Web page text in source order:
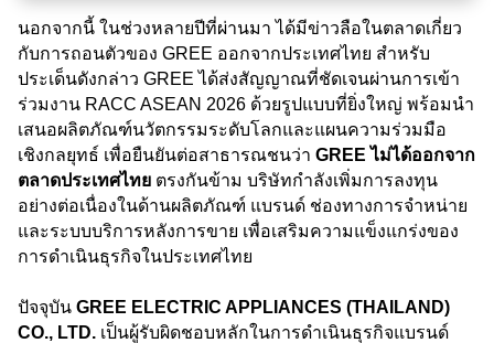
นอกจากนี้ ในช่วงหลายปีที่ผ่านมา ได้มีข่าวลือในตลาดเกี่ยว
กับการถอนตัวของ GREE ออกจากประเทศไทย สำหรับ
ประเด็นดังกล่าว GREE ได้ส่งสัญญาณที่ชัดเจนผ่านการเข้า
ร่วมงาน RACC ASEAN 2026 ด้วยรูปแบบที่ยิ่งใหญ่ พร้อมนำ
เสนอผลิตภัณฑ์นวัตกรรมระดับโลกและแผนความร่วมมือ
เชิงกลยุทธ์ เพื่อยืนยันต่อสาธารณชนว่า GREE ไม่ได้ออกจาก
ตลาดประเทศไทย ตรงกันข้าม บริษัทกำลังเพิ่มการลงทุน
อย่างต่อเนื่องในด้านผลิตภัณฑ์ แบรนด์ ช่องทางการจำหน่าย
และระบบบริการหลังการขาย เพื่อเสริมความแข็งแกร่งของ
การดำเนินธุรกิจในประเทศไทย
ปัจจุบัน GREE ELECTRIC APPLIANCES (THAILAND)
CO., LTD. เป็นผู้รับผิดชอบหลักในการดำเนินธุรกิจแบรนด์